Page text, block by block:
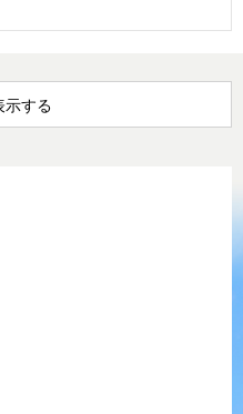
示する